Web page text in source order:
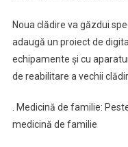
Noua clădire va găzdui
adaugă un proiect de
echipamente și cu
de reabilitare a vechii
. Medicină de familie:
medicină de familie